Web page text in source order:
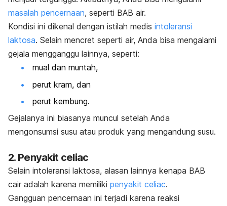
masalah pencernaan, seperti BAB air.
Kondisi ini dikenal dengan istilah medis intoleransi
laktosa. Selain mencret seperti air, Anda bisa mengalami
gejala mengganggu lainnya, seperti:
mual dan muntah,
perut kram, dan
perut kembung.
Gejalanya ini biasanya muncul setelah Anda
mengonsumsi susu atau produk yang mengandung susu.
2. Penyakit celiac
Selain intoleransi laktosa, alasan lainnya kenapa BAB
cair adalah karena memiliki penyakit celiac.
Gangguan pencernaan ini terjadi karena reaksi